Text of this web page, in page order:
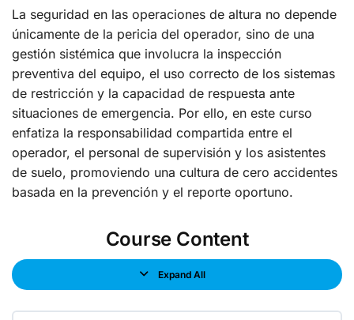
La seguridad en las operaciones de altura no depende
únicamente de la pericia del operador, sino de una
gestión sistémica que involucra la inspección
preventiva del equipo, el uso correcto de los sistemas
de restricción y la capacidad de respuesta ante
situaciones de emergencia. Por ello, en este curso
enfatiza la responsabilidad compartida entre el
operador, el personal de supervisión y los asistentes
de suelo, promoviendo una cultura de cero accidentes
basada en la prevención y el reporte oportuno.
Course Content
Expand All